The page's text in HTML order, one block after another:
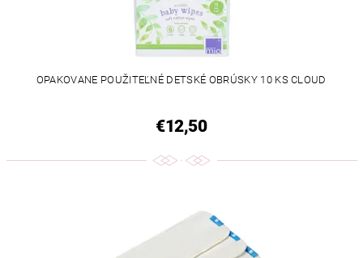
OPAKOVANE POUŽITEĽNÉ DETSKÉ OBRÚSKY 10 KS CLOUD
€12,50